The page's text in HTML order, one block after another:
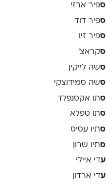
ספיר ארזי
ספיר דוד
ספיר זיו
סקראצ׳
סשה לייקין
סשה סמידוצקי
סתו אקסנפלד
סתו טפלא
סתיו עסיס
סתיו שרון
עדי איילי
עדי ארדון